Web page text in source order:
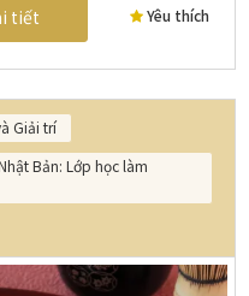
Yêu thích
tiết
Giải trí
Bản: Lớp học làm